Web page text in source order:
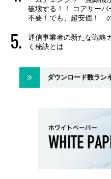
破壊する！！ コアサー
不要！でも、超安価！
通信事業者の新たな戦
く秘訣とは
ダウンロード数ラン